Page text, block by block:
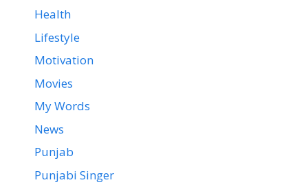
Health
Lifestyle
Motivation
Movies
My Words
News
Punjab
Punjabi Singer